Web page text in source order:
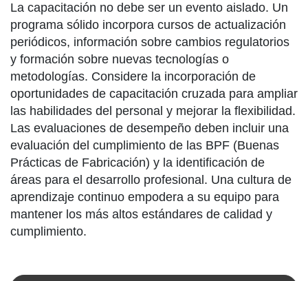
La capacitación no debe ser un evento aislado. Un
programa sólido incorpora cursos de actualización
periódicos, información sobre cambios regulatorios
y formación sobre nuevas tecnologías o
metodologías. Considere la incorporación de
oportunidades de capacitación cruzada para ampliar
las habilidades del personal y mejorar la flexibilidad.
Las evaluaciones de desempeño deben incluir una
evaluación del cumplimiento de las BPF (Buenas
Prácticas de Fabricación) y la identificación de
áreas para el desarrollo profesional. Una cultura de
aprendizaje continuo empodera a su equipo para
mantener los más altos estándares de calidad y
cumplimiento.